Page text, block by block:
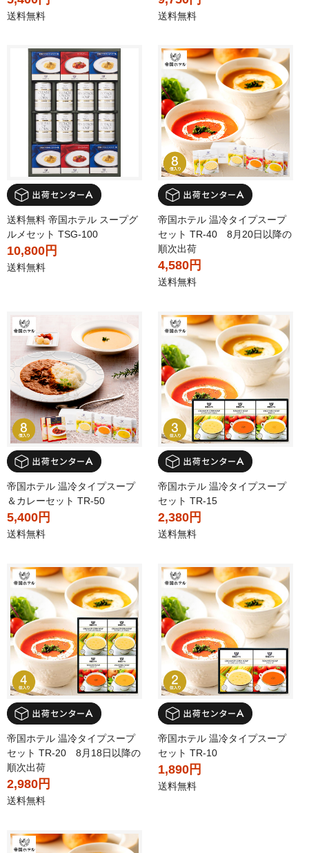
送料無料 送料無料
送料無料 帝国ホテル スープグ
ルメセット TSG-100
10,800円
送料無料
帝国ホテル 温冷タイプスープ
セット TR-40 8月20日以降の
順次出荷
4,580円
送料無料
帝国ホテル 温冷タイプスープ
＆カレーセット TR-50
5,400円
送料無料
帝国ホテル 温冷タイプスープ
セット TR-15
2,380円
送料無料
帝国ホテル 温冷タイプスープ
セット TR-20 8月18日以降の
順次出荷
2,980円
送料無料
帝国ホテル 温冷タイプスープ
セット TR-10
1,890円
送料無料